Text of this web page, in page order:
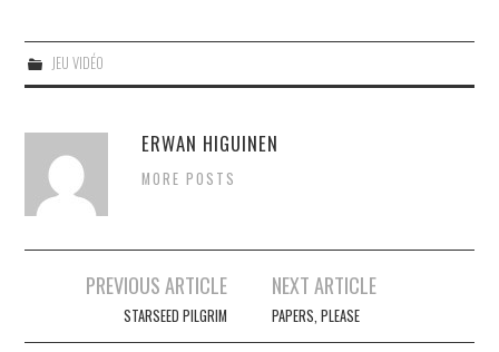
JEU VIDÉO
ERWAN HIGUINEN
MORE POSTS
Navigation
PREVIOUS ARTICLE
STARSEED PILGRIM
NEXT ARTICLE
PAPERS, PLEASE